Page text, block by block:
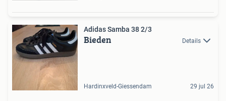
Adidas Samba 38 2/3
Bieden Details
Hardinxveld-Giessendam 29 jul 26